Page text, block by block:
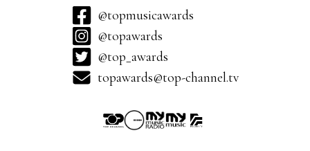
@topmusicawards
@topawards
@top_awards
topawards@top-channel.tv